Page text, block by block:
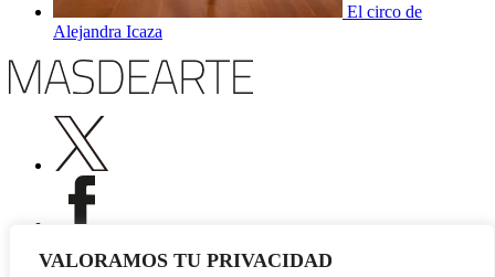
VALORAMOS TU PRIVACIDAD
El circo de
Alejandra Icaza